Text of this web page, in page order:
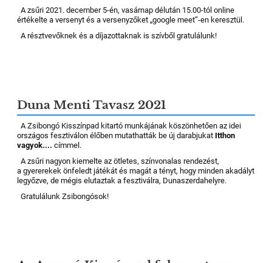
A zsűri 2021. december 5-én, vasárnap délután 15.00-tól online
értékelte a versenyt és a versenyzőket „google meet”-en keresztül.
A résztvevőknek és a díjazottaknak is szívből gratulálunk!
Duna Menti Tavasz 2021
A Zsibongó Kisszínpad kitartó munkájának köszönhetően az idei
országos fesztiválon élőben mutathatták be új darabjukat Itthon
vagyok....címmel.
A zsűri nagyon kiemelte az ötletes, színvonalas rendezést,
a gyererekek önfeledt játékát és magát a tényt, hogy minden akadályt
legyőzve, de mégis elutaztak a fesztiválra, Dunaszerdahelyre.
Gratulálunk Zsibongósok!